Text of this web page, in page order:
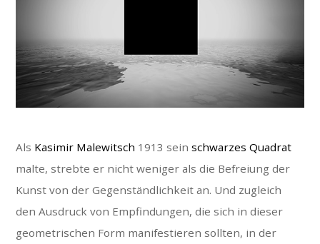
Als Kasimir Malewitsch 1913 seinschwarzes Quadrat
malte, strebte er nicht weniger als die Befreiung der
Kunst von der Gegenständlichkeit an. Und zugleich
den Ausdruck von Empfindungen, die sich in dieser
geometrischen Form manifestieren sollten, in der